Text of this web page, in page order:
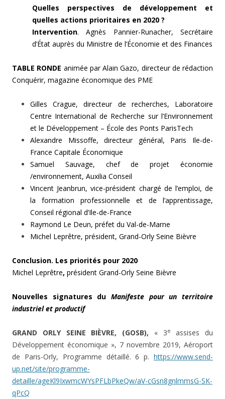
Quelles perspectives de développement et
quelles actions prioritaires en 2020 ?
Intervention. Agnès Pannier-Runacher, Secrétaire
d’État auprès du Ministre de l’Économie et des Finances
TABLE RONDE animée par Alain Gazo, directeur de rédaction
Conquérir, magazine économique des PME
Gilles Crague, directeur de recherches, Laboratoire
Centre International de Recherche sur l’Environnement
et le Développement – École des Ponts ParisTech
Alexandre Missoffe, directeur général, Paris Ile-de-
France Capitale Économique
Samuel Sauvage, chef de projet économie
/environnement, Auxilia Conseil
Vincent Jeanbrun, vice-président chargé de l’emploi, de
la formation professionnelle et de l’apprentissage,
Conseil régional d’Ile-de-France
Raymond Le Deun, préfet du Val-de-Marne
Michel Leprêtre, président, Grand-Orly Seine Bièvre
Conclusion. Les priorités pour 2020
Michel Leprêtre, président Grand-Orly Seine Bièvre
Nouvelles signatures du Manifeste pour un territoire
industriel et productif
GRAND ORLY SEINE BIÈVRE, (GOSB), « 3e
assises du
Développement économique », 7 novembre 2019, Aéroport
de Paris-Orly, Programme détaillé. 6 p. https://www.send-
up.net/site/programme-
detaille/ageKl9IxwmcWYsPFLbPkeQw/aV-cGsn8gnlmmsG-SK-
qPcQ